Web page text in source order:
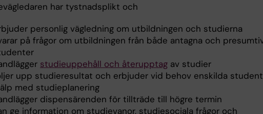
har tystnadsplikt och
personlig vägledning om utbildningen och studierna
på frågor om utbildningen från både antagna och
studieuppehåll och återupptag av studier
upp studieresultat och erbjuder vid behov enskilda
med studieplanering
dispensärenden för tillträde till högre termin
ge information om studievanor, studiesociala frågor och